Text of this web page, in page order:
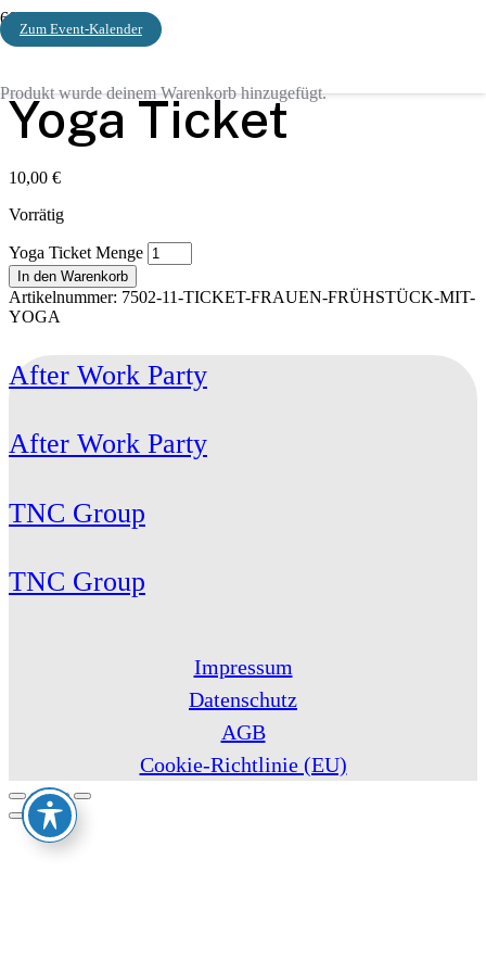
Zum Event-Kalender
Produktwurde deinem Warenkorb hinzugefügt.
Start/ Yoga Ticket
Yoga Ticket
10,00 €
Vorrätig
Yoga Ticket Menge
In den Warenkorb
Artikelnummer: 7502-11-TICKET-FRAUEN-FRÜHSTÜCK-MIT-
YOGA
After Work Party
After Work Party
TNC Group
TNC Group
Impressum
Datenschutz
AGB
Cookie-Richtlinie (EU)